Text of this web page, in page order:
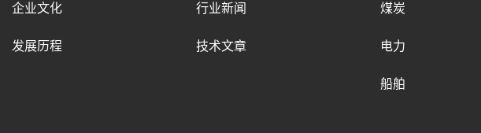
企业文化
发展历程
行业新闻
技术文章
煤炭
电力
船舶